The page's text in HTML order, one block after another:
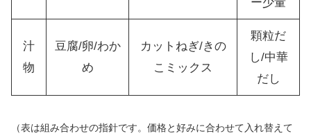
汁
物
豆腐/卵/わか
め
カットねぎ/きの
こミックス
顆粒だ
し/中華
だし
（表は組み合わせの指針です。価格と好みに合わせて入れ替えて